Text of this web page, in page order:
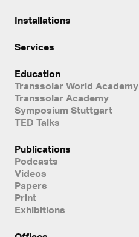
Installations
Services
Education
Transsolar World Academy
Transsolar Academy
Symposium Stuttgart
TED Talks
Publications
Podcasts
Videos
Papers
Print
Exhibitions